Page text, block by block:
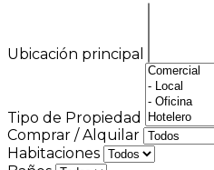
Ubicación principal
Tipo de Propiedad
Comprar / Alquilar
Habitaciones